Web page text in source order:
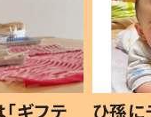
ギフテ
ひ孫